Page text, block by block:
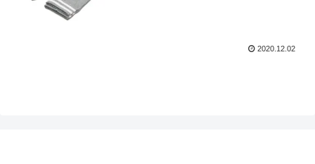
2020.12.02